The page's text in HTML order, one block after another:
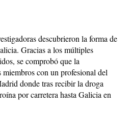
descubrieron la forma de
Gracias a los múltiples
se comprobó que la
con un profesional del
donde tras recibir la droga
por carretera hasta Galicia en